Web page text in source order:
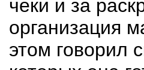
чеки и за
организация
этом говорил